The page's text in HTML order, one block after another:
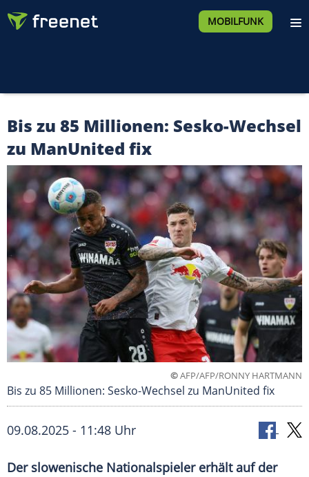
MOBILFUNK
Bis zu 85 Millionen: Sesko-Wechsel
zu ManUnited fix
©AFP/AFP/RONNY HARTMANN
Bis zu 85 Millionen: Sesko-Wechsel zu ManUnited fix
09.08.2025 - 11:48 Uhr
Der slowenische Nationalspieler erhält auf der